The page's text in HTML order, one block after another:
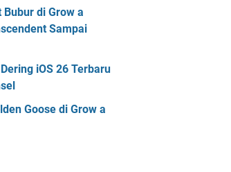
di Grow a
Sampai
iOS 26 Terbaru
Goose di Grow a